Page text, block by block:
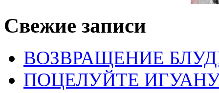
Свежие записи
ВОЗВРАЩЕНИЕ
ПОЦЕЛУЙТЕ